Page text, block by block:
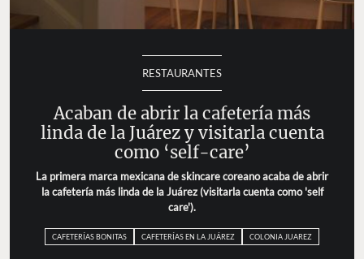
RESTAURANTES
Acaban de abrir la cafetería más
linda de la Juárez y visitarla cuenta
como ‘self-care’
La primera marca mexicana de skincare coreano acaba de abrir
la cafetería más linda de la Juárez (visitarla cuenta como 'self
care').
CAFETERÍAS BONITAS CAFETERÍAS EN LA JUÁREZ COLONIA JUAREZ